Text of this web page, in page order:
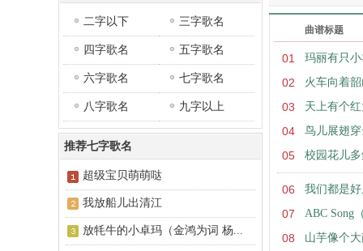
曲谱标题
01 玛丽有只
02 火车向着韶
03 天上有个红
04 鸟儿展翅
05 校园花儿
06 我们都是好
07 ABC Song
08 山芋像个
二字以下 三字歌名
四字歌名 五字歌名
六字歌名 七字歌名
八字歌名 九字以上
推荐七字歌名
超级宝贝萌萌哒
我放船儿出清江
放牦牛的小卓玛（金鸿为词 杨...